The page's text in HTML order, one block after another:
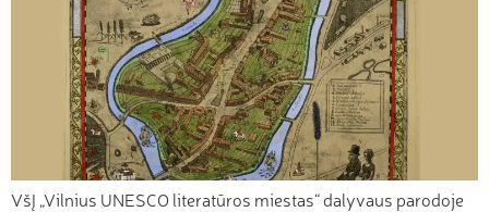
VšĮ „Vilnius UNESCO literatūros miestas“ dalyvaus parodoje